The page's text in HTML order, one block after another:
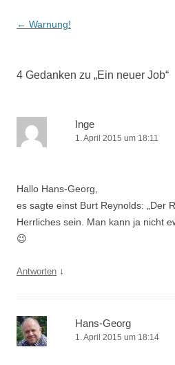
Beitrags-
← Warnung!
4 Gedanken zu „Ein neuer Job“
Inge
1. April 2015 um 18:11
Hallo Hans-Georg,
es sagte einst Burt Reynolds: „Der
Herrliches sein. Man kann ja nicht
😉
Antworten ↓
Hans-Georg
1. April 2015 um 18:14